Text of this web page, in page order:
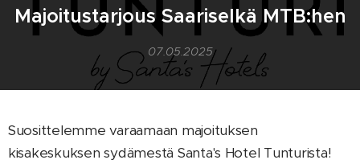
Majoitustarjous Saariselkä MTB:hen
07.05.2025
Suosittelemme varaamaan majoituksen
kisakeskuksen sydämestä Santa's Hotel Tunturista!